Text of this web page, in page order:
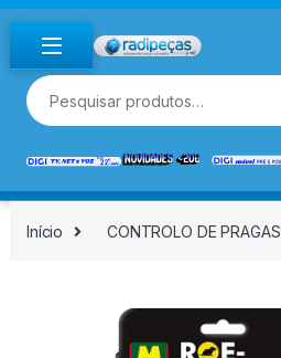
Skip to navigation
Skip to content
Pesquisar por:
Início CONTROLO DE PRAGAS